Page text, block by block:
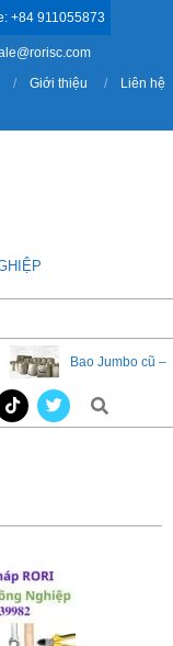
+84 911055873
Giới thiệu
Liên hệ
Bao Jumbo cũ –
Search